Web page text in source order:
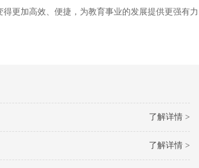
更加高效、便捷，为教育事业的发展提供更强有力
了解详情 >
了解详情 >